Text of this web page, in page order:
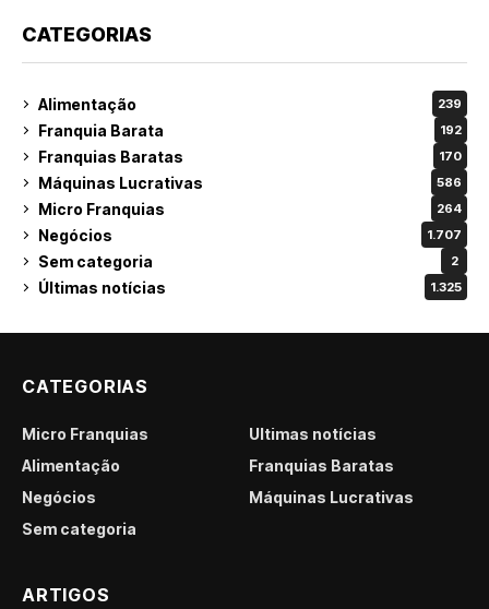
CATEGORIAS
Alimentação 239
Franquia Barata 192
Franquias Baratas 170
Máquinas Lucrativas 586
Micro Franquias 264
Negócios 1.707
Sem categoria 2
Últimas notícias 1.325
CATEGORIAS
Micro Franquias
Últimas notícias
Alimentação
Franquias Baratas
Negócios
Máquinas Lucrativas
Sem categoria
ARTIGOS